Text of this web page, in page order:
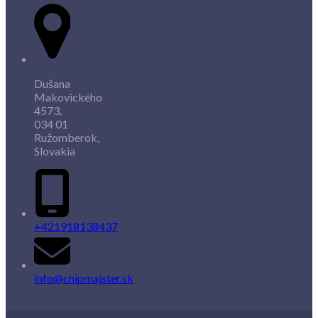
Dušana
Makovického
4573,
034 01
Ružomberok,
Slovakia
+421918138437
info@chipmajster.sk